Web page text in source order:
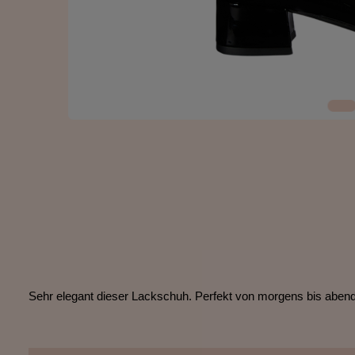
Sehr elegant dieser Lackschuh. Perfekt von morgens bis